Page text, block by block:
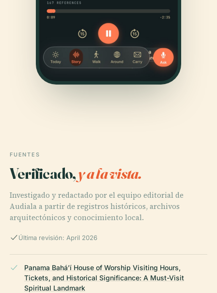
FUENTES
Verificado,y a la vista.
Investigado y redactado por el equipo editorial de
Audiala a partir de registros históricos, archivos
arquitectónicos y conocimiento local.
Última revisión: April 2026
Panama Bahá’í House of Worship Visiting Hours,
Tickets, and Historical Significance: A Must-Visit
Spiritual Landmark